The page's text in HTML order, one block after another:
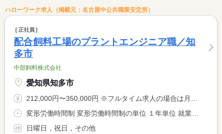
ハローワーク求人（掲載元：名古屋中公共職業安定所）
正社員
配合飼料工場のプラントエンジニア職／知
多市
中部飼料株式会社
愛知県知多市
212,000円〜350,000円 ※フルタイム求人の場合は月額（換算額）、パート求人の場合は時間額を表示しています。
変形労働時間制 変形労働時間制の単位 １年単位 就業時間１ 8時30分〜17時30分 就業時間に関する特記事項 年間総労働時間 １，９３７．５時間
日曜日，祝日，その他